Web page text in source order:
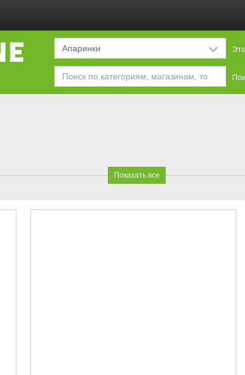
Апаринки
Показать все